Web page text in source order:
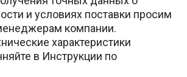
и условиях поставки просим
компании.
характеристики
в Инструкции по